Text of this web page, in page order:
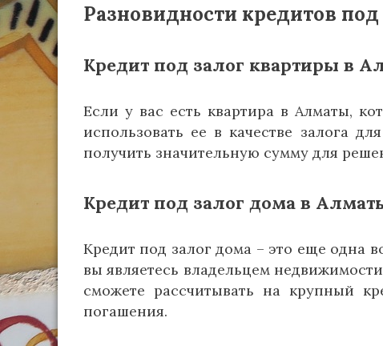
Разновидности кредитов
Кредит под залог квартиры в
Если у вас есть квартира в Алматы,
использовать ее в качестве залога
получить значительную сумму для
Кредит под залог дома в
Кредит под залог дома – это еще одна
вы являетесь владельцем
сможете рассчитывать на крупный
погашения.